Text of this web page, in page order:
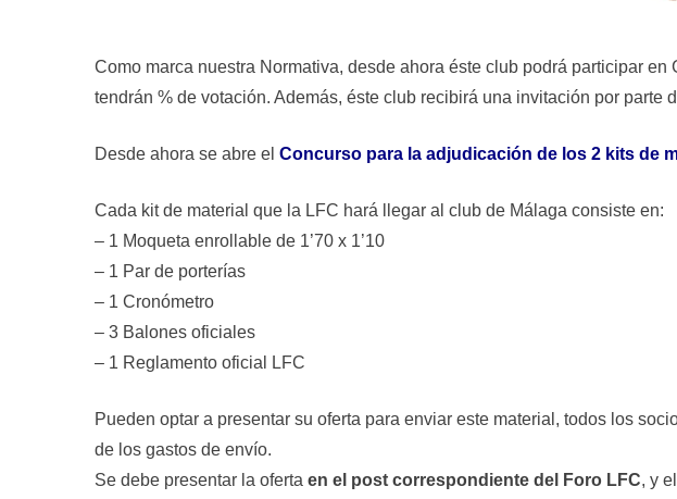
Como marca nuestra Normativa, desde ahora éste club podrá participar
tendrán % de votación. Además, éste club recibirá una invitación por
Desde ahora se abre el Concurso para la adjudicación de los 2 kits de
Cada kit de material que la LFC hará llegar al club de Málaga consiste en:
– 1 Moqueta enrollable de 1’70 x 1’10
– 1 Par de porterías
– 1 Cronómetro
– 3 Balones oficiales
– 1 Reglamento oficial LFC
Pueden optar a presentar su oferta para enviar este material, todos los
de los gastos de envío.
Se debe presentar la oferta en el post correspondiente del Foro LFC, y el